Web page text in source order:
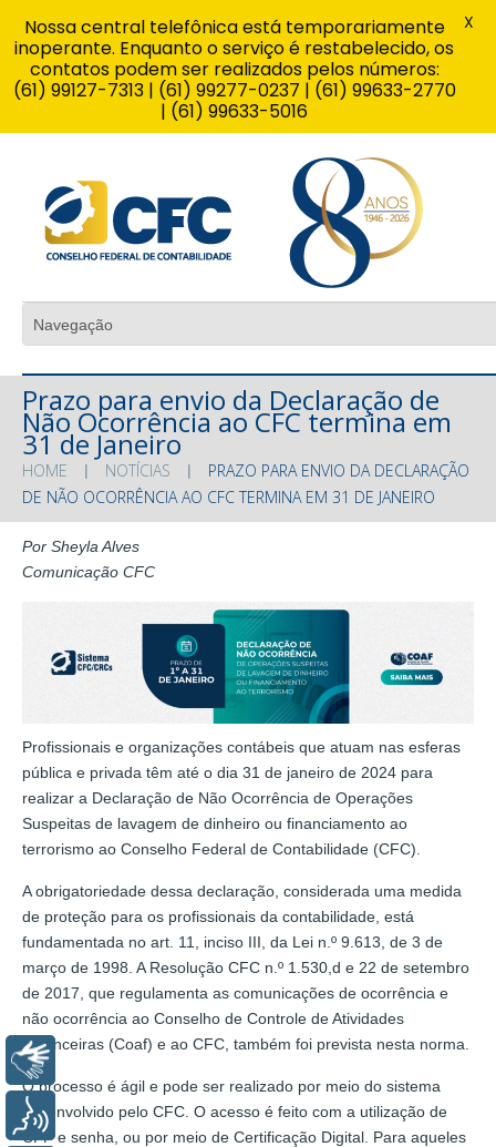
Prazo para envio da Declaração de
Não Ocorrência ao CFC termina em
31 de Janeiro
HOME NOTÍCIAS
PRAZO PARA ENVIO DA DECLARAÇÃO
DE NÃO OCORRÊNCIA AO CFC TERMINA EM 31 DE JANEIRO
Por Sheyla Alves
Comunicação CFC
Profissionais e organizações contábeis que atuam nas esferas
pública e privada têm até o dia 31 de janeiro de 2024 para
realizar a Declaração de Não Ocorrência de Operações
Suspeitas de lavagem de dinheiro ou financiamento ao
terrorismo ao Conselho Federal de Contabilidade (CFC).
A obrigatoriedade dessa declaração, considerada uma medida
de proteção para os profissionais da contabilidade, está
fundamentada no art. 11, inciso III, da Lei n.º 9.613, de 3 de
março de 1998. A Resolução CFC n.º 1.530,d e 22 de setembro
de 2017, que regulamenta as comunicações de ocorrência e
não ocorrência ao Conselho de Controle de Atividades
Financeiras (Coaf) e ao CFC, também foi prevista nesta norma.
O processo é ágil e pode ser realizado por meio do sistema
desenvolvido pelo CFC. O acesso é feito com a utilização de
CPF e senha, ou por meio de Certificação Digital. Para aqueles
Nossa central telefônica está temporariamente
inoperante. Enquanto o serviço é restabelecido, os
contatos podem ser realizados pelos números:
(61) 99127-7313 | (61) 99277-0237 | (61) 99633-2770
| (61) 99633-5016
X
Voz